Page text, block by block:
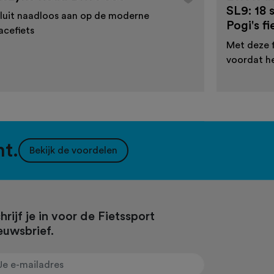
naadloos aan op de moderne
SL9: 18
Pogi's
Met deze
voordat
Bekijk de voordelen
je in voor de Fietssport